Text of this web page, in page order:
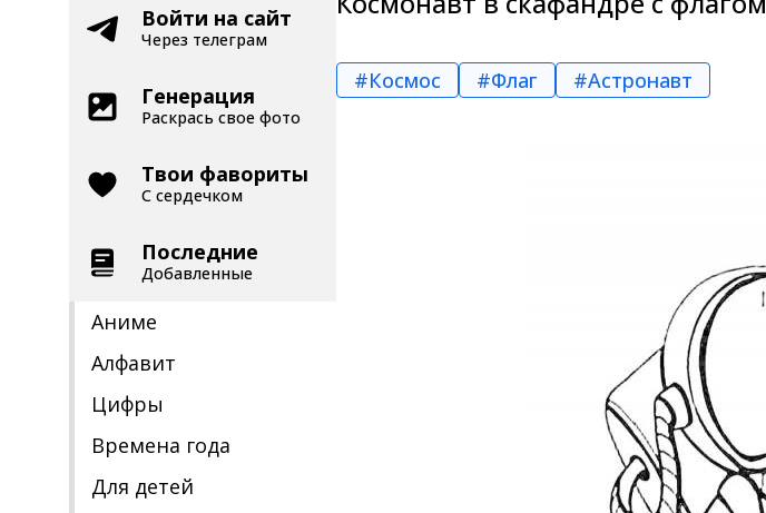
Войти на сайт
Через телеграм
Генерация
Раскрась свое фото
Твои фавориты
С сердечком
Последние
Добавленные
Аниме
Алфавит
Цифры
Времена года
Для детей
#Космос #Флаг #Астронавт